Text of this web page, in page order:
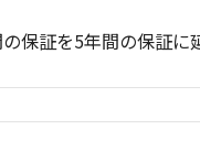
保証を5年間の保証に